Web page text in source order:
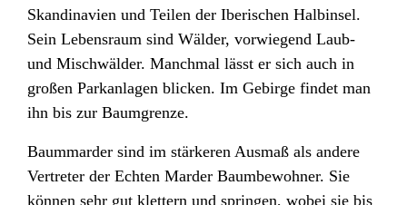
Skandinavien und Teilen der Iberischen Halbinsel.
Sein Lebensraum sind Wälder, vorwiegend Laub-
und Mischwälder. Manchmal lässt er sich auch in
großen Parkanlagen blicken. Im Gebirge findet man
ihn bis zur Baumgrenze.
Baummarder sind im stärkeren Ausmaß als andere
Vertreter der Echten Marder Baumbewohner. Sie
können sehr gut klettern und springen, wobei sie bis